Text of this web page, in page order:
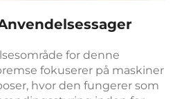
for denne
fokuserer på maskiner
hvor den fungerer som